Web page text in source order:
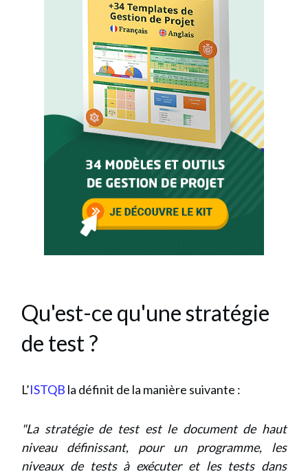
Qu'est-ce qu'une stratégie
de test ?
L’ISTQB la définit de la manière suivante :
"La stratégie de test est le document de haut
niveau définissant, pour un programme, les
niveaux de tests à exécuter et les tests dans